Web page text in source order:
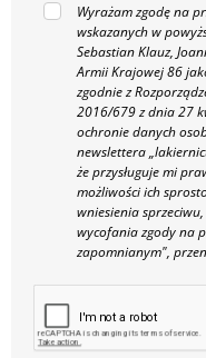
Wyrażam zgodę na
wskazanych w
Sebastian Klauz,
Armii Krajowej 86
zgodnie z
2016/679 z dnia 27
ochronie danych
newslettera
że przysługuje mi
możliwości ich
wniesienia
wycofania zgody na
zapomnianym",